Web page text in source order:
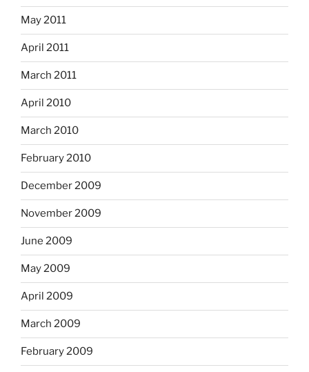
May 2011
April 2011
March 2011
April 2010
March 2010
February 2010
December 2009
November 2009
June 2009
May 2009
April 2009
March 2009
February 2009